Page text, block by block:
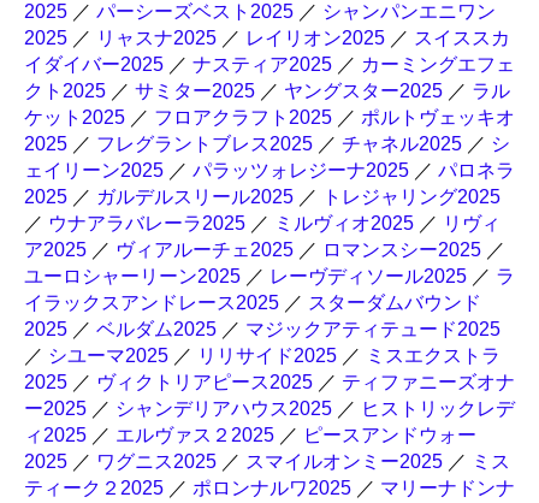
2025 ／ パーシーズベスト2025 ／ シャンパンエニワン
2025 ／ リャスナ2025 ／ レイリオン2025 ／ スイススカ
イダイバー2025 ／ ナスティア2025 ／ カーミングエフェ
クト2025 ／ サミター2025 ／ ヤングスター2025 ／ ラル
ケット2025 ／ フロアクラフト2025 ／ ポルトヴェッキオ
2025 ／ フレグラントブレス2025 ／ チャネル2025 ／ シ
ェイリーン2025 ／ パラッツォレジーナ2025 ／ パロネラ
2025 ／ ガルデルスリール2025 ／
トレジャリング2025
／ ウナアラバレーラ2025 ／ ミルヴィオ2025 ／ リヴィ
ア2025 ／ ヴィアルーチェ2025 ／ ロマンスシー2025 ／
ユーロシャーリーン2025 ／ レーヴディソール2025 ／ ラ
イラックスアンドレース2025 ／ スターダムバウンド
2025 ／ ベルダム2025 ／ マジックアティテュード2025
／ シユーマ2025 ／ リリサイド2025 ／ ミスエクストラ
2025 ／ ヴィクトリアピース2025 ／ ティファニーズオナ
ー2025 ／ シャンデリアハウス2025 ／ ヒストリックレデ
ィ2025 ／ エルヴァス２2025 ／ ピースアンドウォー
2025 ／ ワグニス2025 ／ スマイルオンミー2025 ／ ミス
ティーク２2025 ／ ポロンナルワ2025 ／ マリーナドンナ